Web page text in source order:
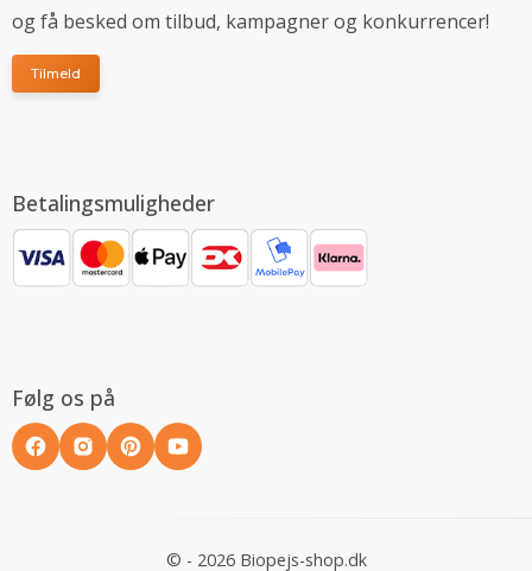
og få besked om tilbud, kampagner og konkurrencer!
Tilmeld
Betalingsmuligheder
Følg os på
© - 2026 Biopejs-shop.dk